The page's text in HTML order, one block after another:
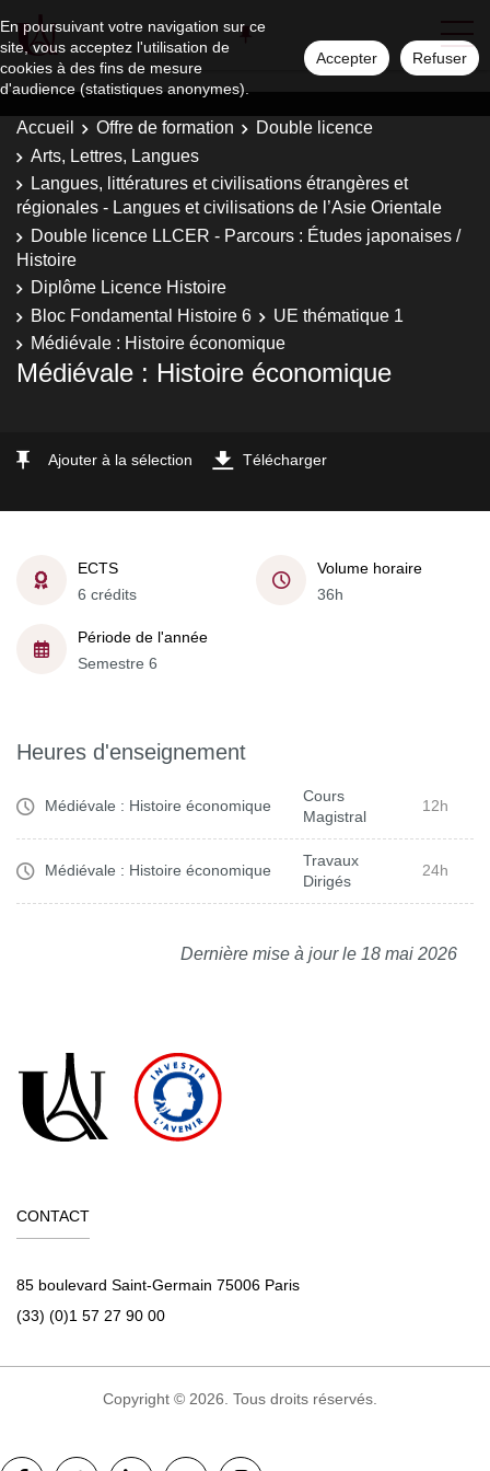
En poursuivant votre navigation sur ce
site, vous acceptez l'utilisation de
cookies à des fins de mesure
d'audience (statistiques anonymes).
Accepter Refuser
Accueil Offre de formation
Double licence
Arts, Lettres, Langues
Langues, littératures et civilisations étrangères et
régionales - Langues et civilisations de l’Asie Orientale
Double licence LLCER - Parcours : Études japonaises /
Histoire
Diplôme Licence Histoire
Bloc Fondamental Histoire 6
UE thématique 1
Médiévale : Histoire économique
Médiévale : Histoire économique
Ajouter à la sélection Télécharger
ECTS
6 crédits
Volume horaire
36h
Période de l'année
Semestre 6
Heures d'enseignement
Médiévale : Histoire économique
Cours
Magistral
12h
Médiévale : Histoire économique
Travaux
Dirigés
24h
Dernière mise à jour le 18 mai 2026
CONTACT
85 boulevard Saint-Germain 75006 Paris
(33) (0)1 57 27 90 00
Copyright © 2026. Tous droits réservés.